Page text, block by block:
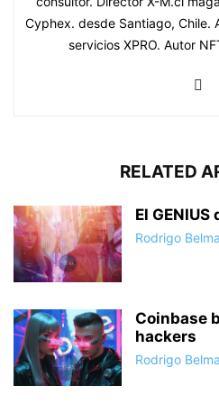
Cyphex. desde Santiago, Chile.
servicios XPRO. Autor
RELATED
El
Rodrigo
Coinbase
hackers
Rodrigo